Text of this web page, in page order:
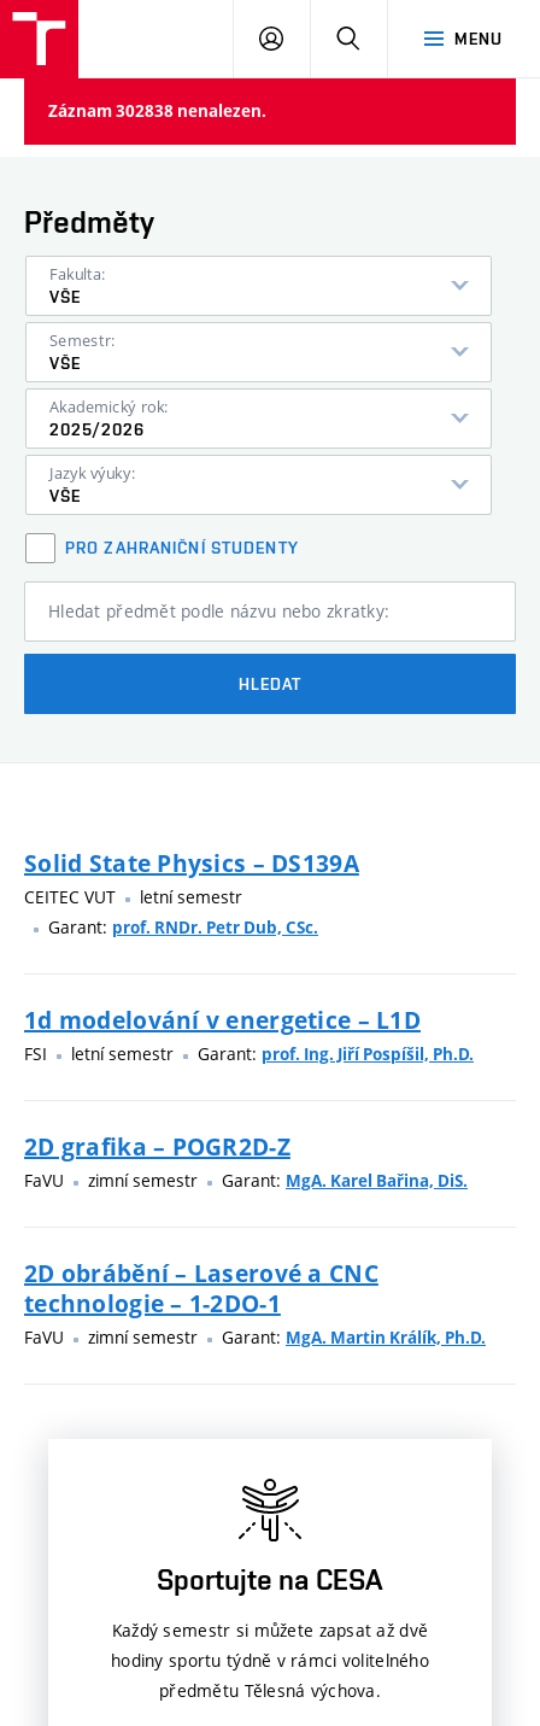
MENU
PŘIHLÁSIT
Záznam 302838 nenalezen.
Předměty
Fakulta:
VŠE
Semestr:
VŠE
Akademický rok:
2025/2026
Jazyk výuky:
VŠE
PRO ZAHRANIČNÍ STUDENTY
Hledat předmět podle názvu nebo zkratky:
HLEDAT
Solid State Physics – DS139A
CEITEC VUT
letní semestr
Garant: prof. RNDr. Petr Dub, CSc.
1d modelování v energetice – L1D
FSI letní semestr Garant: prof. Ing. Jiří Pospíšil, Ph.D.
2D grafika – POGR2D-Z
FaVU zimní semestr Garant: MgA. Karel Bařina, DiS.
2D obrábění – Laserové a CNC
technologie – 1-2DO-1
FaVU zimní semestr Garant: MgA. Martin Králík, Ph.D.
Sportujte na CESA
Každý semestr si můžete zapsat až dvě
hodiny sportu týdně v rámci volitelného
předmětu Tělesná výchova.